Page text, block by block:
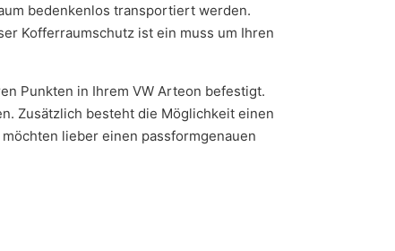
bedenkenlos transportiert werden.
Kofferraumschutz ist ein muss um Ihren
Punkten in Ihrem VW Arteon befestigt.
Zusätzlich besteht die Möglichkeit einen
lieber einen passformgenauen